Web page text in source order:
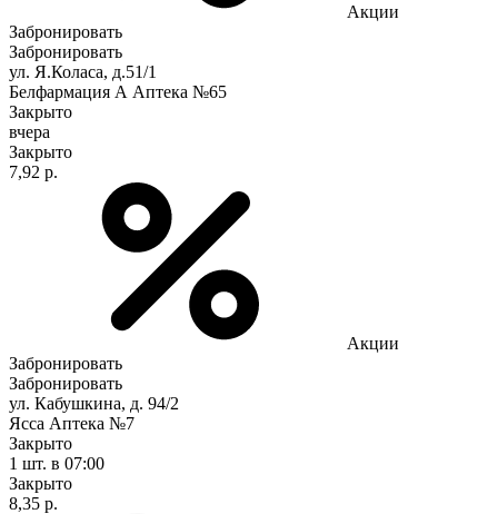
Акции
Забронировать
Забронировать
ул. Я.Коласа, д.51/1
Белфармация А Аптека №65
Закрыто
вчера
Закрыто
7,92 р.
Акции
Забронировать
Забронировать
ул. Кабушкина, д. 94/2
Ясса Аптека №7
Закрыто
1 шт. в 07:00
Закрыто
8,35 р.